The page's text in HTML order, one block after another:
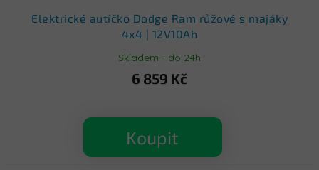
Elektrické autíčko Dodge Ram růžové s majáky
4x4 | 12V10Ah
Skladem - do 24h
6 859 Kč
Koupit